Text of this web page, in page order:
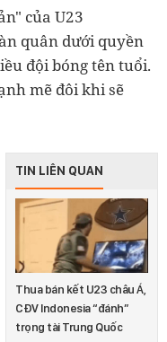
của U23
quân dưới quyền
đội bóng tên tuổi.
mẽ đôi khi sẽ
TIN LIÊN QUAN
Thua bán kết U23 châu Á,
CĐV Indonesia “đánh”
trọng tài Trung Quốc